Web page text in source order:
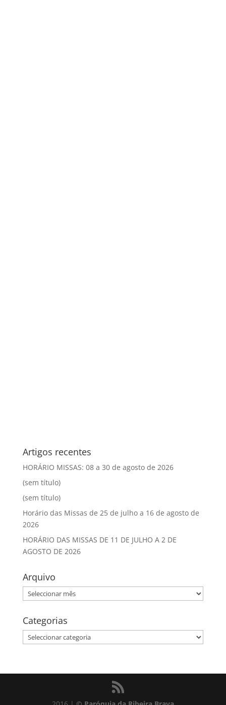
Artigos recentes
HORÁRIO MISSAS: 08 a 30 de agosto de 2026
(sem título)
(sem título)
Horário das Missas de 25 de julho a 16 de agosto de
2026
HORÁRIO DAS MISSAS DE 11 DE JULHO A 2 DE
AGOSTO DE 2026
Arquivo
Arquivo
Categorias
Categorias